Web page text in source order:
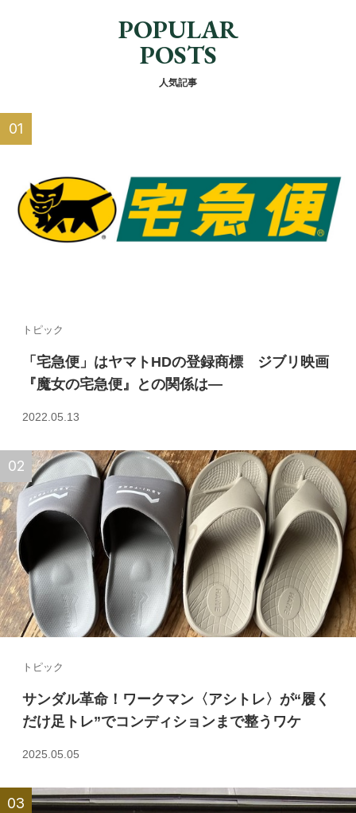
POPULAR
POSTS
人気記事
トピック
「宅急便」はヤマトHDの登録商標 ジブリ映画
『魔女の宅急便』との関係は—
2022.05.13
トピック
サンダル革命！ワークマン〈アシトレ〉が“履く
だけ足トレ”でコンディションまで整うワケ
2025.05.05